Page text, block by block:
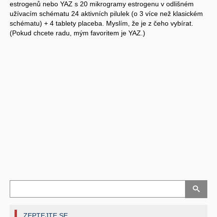
estrogenů nebo YAZ s 20 mikrogramy estrogenu v odlišném
užívacím schématu 24 aktivních pilulek (o 3 více než klasickém
schématu) + 4 tablety placeba. Myslím, že je z čeho vybírat.
(Pokud chcete radu, mým favoritem je YAZ.)
ZEPTEJTE SE